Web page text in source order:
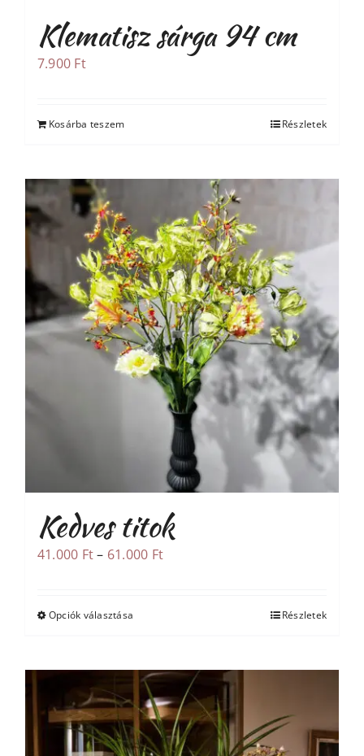
Klematisz sárga 94 cm
7.900 Ft
Kosárba teszem Részletek
Kedves titok
41.000 Ft – 61.000 FtÁrtartomány:
Opciók választása
több
variációja
van.
A
Részletek